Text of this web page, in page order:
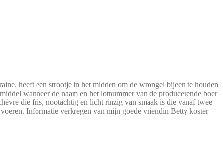
heeft een strootje in het midden om de wrongel bijeen te houden
wanneer de naam en het lotnummer van de producerende boer
die fris, nootachtig en licht rinzig van smaak is die vanaf twee
Informatie verkregen van mijn goede vriendin Betty koster